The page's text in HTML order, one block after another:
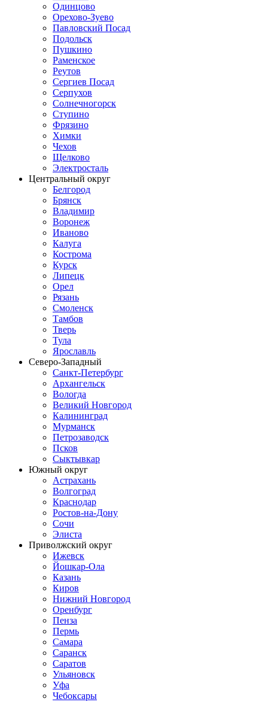
Одинцово
Орехово-Зуево
Павловский Посад
Подольск
Пушкино
Раменское
Реутов
Сергиев Посад
Серпухов
Солнечногорск
Ступино
Фрязино
Химки
Чехов
Щелково
Электросталь
Центральный округ
Белгород
Брянск
Владимир
Воронеж
Иваново
Калуга
Кострома
Курск
Липецк
Орел
Рязань
Смоленск
Тамбов
Тверь
Тула
Ярославль
Северо-Западный
Санкт-Петербург
Архангельск
Вологда
Великий Новгород
Калининград
Мурманск
Петрозаводск
Псков
Сыктывкар
Южный округ
Астрахань
Волгоград
Краснодар
Ростов-на-Дону
Сочи
Элиста
Приволжский округ
Ижевск
Йошкар-Ола
Казань
Киров
Нижний Новгород
Оренбург
Пенза
Пермь
Самара
Саранск
Саратов
Ульяновск
Уфа
Чебоксары